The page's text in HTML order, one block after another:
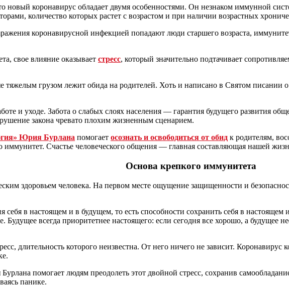
новый коронавирус обладает двумя особенностями. Он незнаком иммунной
количество которых растет с возрастом и при наличии возрастных
коронавирусной инфекцией попадают люди старшего возраста,
свое влияние оказывает стресс, который значительно подтачивает
тяжелым грузом лежит обида на родителей. Хоть и написано в Святом писании
и уходе. Забота о слабых слоях населения — гарантия будущего развития
закона чревато плохим жизненным сценарием.
Юрия Бурлана помогает осознать и освободиться от обид к родителям,
иммунитет. Счастье человеческого общения — главная составляющая нашей
Основа крепкого иммунитета
здоровьем человека. На первом месте ощущение защищенности и
себя в настоящем и в будущем, то есть способности сохранить себя в
Будущее всегда приоритетнее настоящего: если сегодня все хорошо, а будущее
длительность которого неизвестна. От него ничего не зависит. Коронавирус
помогает людям преодолеть этот двойной стресс, сохранив
панике.